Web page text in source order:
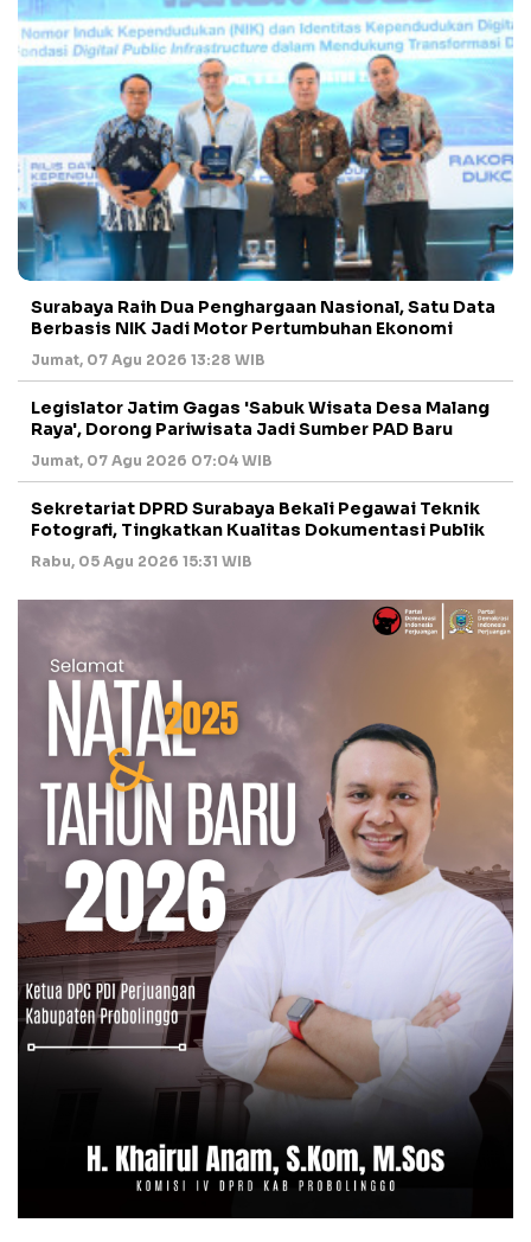
Surabaya Raih Dua Penghargaan Nasional, Satu Data
Berbasis NIK Jadi Motor Pertumbuhan Ekonomi
Jumat, 07 Agu 2026 13:28 WIB
Legislator Jatim Gagas 'Sabuk Wisata Desa Malang
Raya', Dorong Pariwisata Jadi Sumber PAD Baru
Jumat, 07 Agu 2026 07:04 WIB
Sekretariat DPRD Surabaya Bekali Pegawai Teknik
Fotografi, Tingkatkan Kualitas Dokumentasi Publik
Rabu, 05 Agu 2026 15:31 WIB